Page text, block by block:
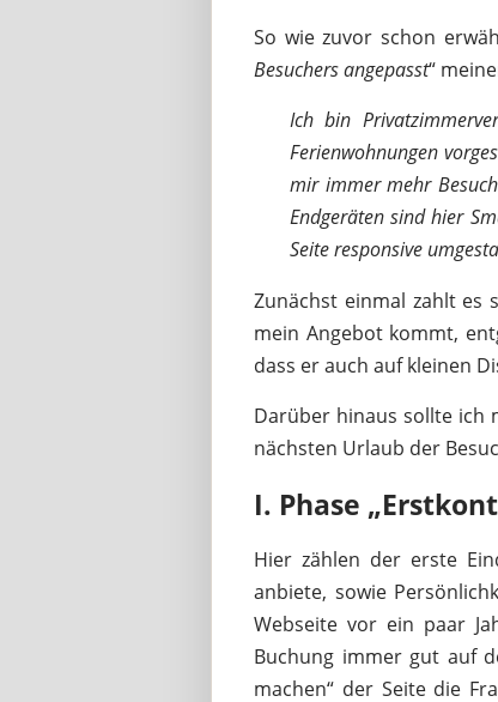
So wie zuvor schon
Besuchers angepasst“
Ich bin
Ferienwohnungen
mir immer mehr
Endgeräten sind hier
Seite responsive
Zunächst einmal zahlt es
mein Angebot kommt,
dass er auch auf kleinen
Darüber hinaus sollte ich
nächsten Urlaub der
I. Phase
Hier zählen der erste
anbiete, sowie
Webseite vor ein paar
Buchung immer gut auf
machen“ der Seite die